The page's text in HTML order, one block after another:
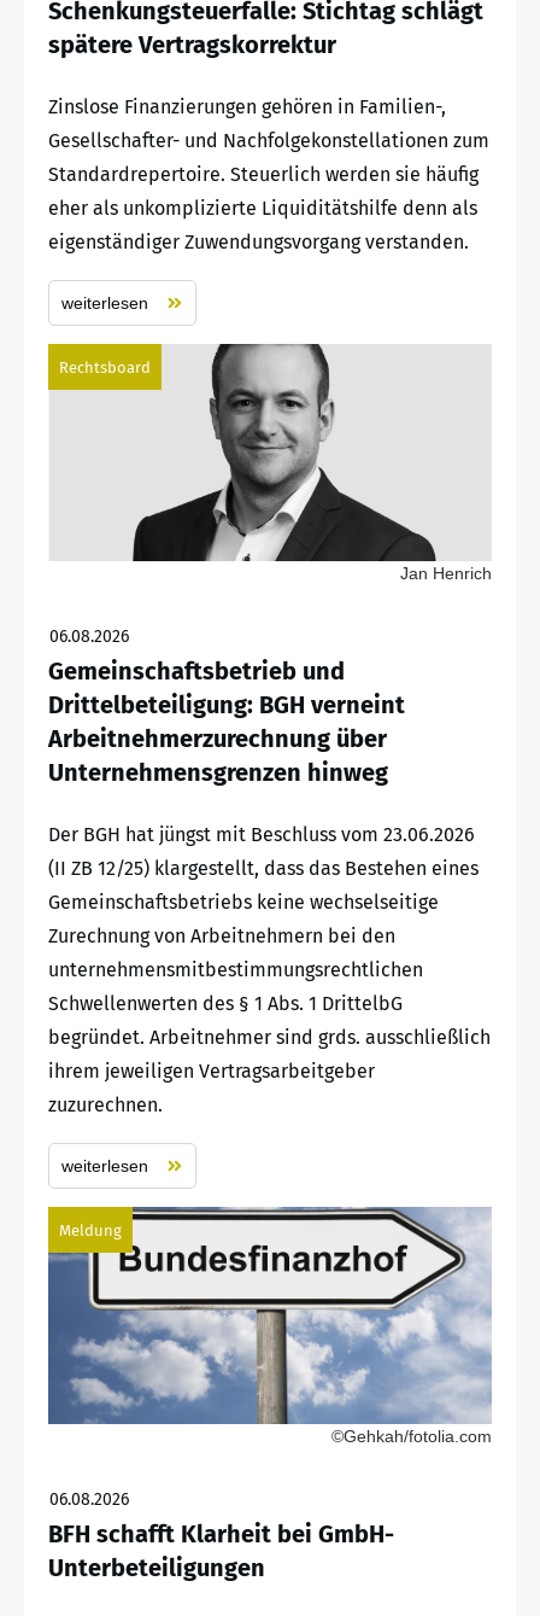
Schenkungsteuerfalle: Stichtag schlägt
spätere Vertragskorrektur
Zinslose Finanzierungen gehören in Familien-,
Gesellschafter- und Nachfolgekonstellationen zum
Standardrepertoire. Steuerlich werden sie häufig
eher als unkomplizierte Liquiditätshilfe denn als
eigenständiger Zuwendungsvorgang verstanden.
weiterlesen
Rechtsboard
Jan Henrich
06.08.2026
Gemeinschaftsbetrieb und
Drittelbeteiligung: BGH verneint
Arbeitnehmerzurechnung über
Unternehmensgrenzen hinweg
Der BGH hat jüngst mit Beschluss vom 23.06.2026
(II ZB 12/25) klargestellt, dass das Bestehen eines
Gemeinschaftsbetriebs keine wechselseitige
Zurechnung von Arbeitnehmern bei den
unternehmensmitbestimmungsrechtlichen
Schwellenwerten des § 1 Abs. 1 DrittelbG
begründet. Arbeitnehmer sind grds. ausschließlich
ihrem jeweiligen Vertragsarbeitgeber
zuzurechnen.
weiterlesen
Meldung
©Gehkah/fotolia.com
06.08.2026
BFH schafft Klarheit bei GmbH-
Unterbeteiligungen